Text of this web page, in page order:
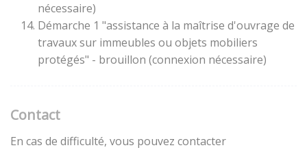
nécessaire)
Démarche 1 "assistance à la maîtrise d'ouvrage de
travaux sur immeubles ou objets mobiliers
protégés" - brouillon (connexion nécessaire)
Contact
En cas de difficulté, vous pouvez contacter